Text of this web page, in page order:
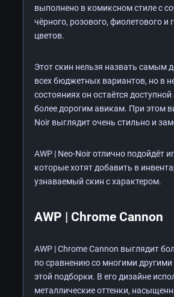
выполнено в комиксном стиле с
чёрного, розового, фиолетового и
цветов.
Этот скин нельзя назвать самым
всех бюджетных вариантов, но в
состояниях он остаётся
более дорогим авикам. При этом
Noir выглядит очень стильно и
AWP | Neo-Noir отлично подойдёт
которые хотят добавить в
узнаваемый скин с характером.
AWP | Chrome Cannon
AWP | Chrome Cannon выглядит
по сравнению со многими
этой подборки. В его дизайне
металлические оттенки,